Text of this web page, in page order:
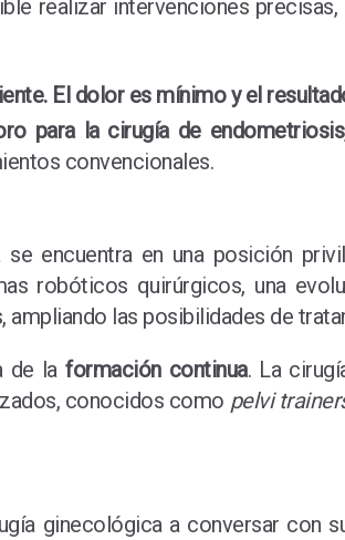
realizar intervenciones
El dolor es mínimo y el
para la cirugía de endometriosis
convencionales.
encuentra en una posición
robóticos quirúrgicos, una
las posibilidades de
de laformación continua. La
conocidos como pelvi
ginecológica a conversar con